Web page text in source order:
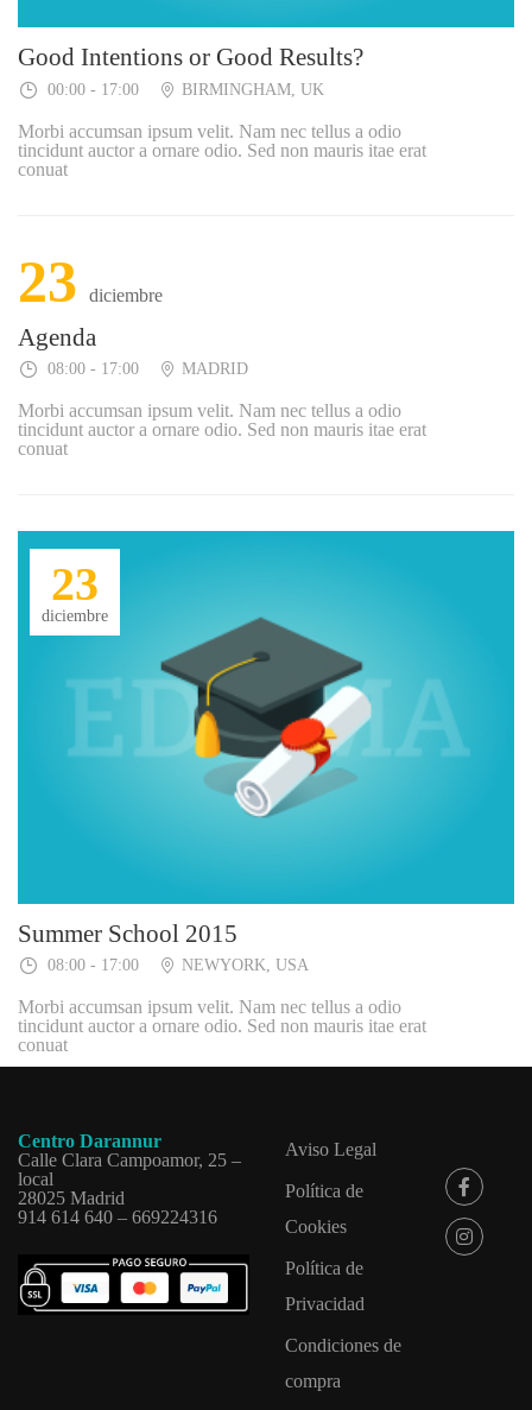
Good Intentions or Good Results?
00:00 - 17:00 BIRMINGHAM, UK
Morbi accumsan ipsum velit. Nam nec tellus a odio
tincidunt auctor a ornare odio. Sed non mauris itae erat
conuat
23 diciembre
Agenda
08:00 - 17:00 MADRID
Morbi accumsan ipsum velit. Nam nec tellus a odio
tincidunt auctor a ornare odio. Sed non mauris itae erat
conuat
23
diciembre
Summer School 2015
08:00 - 17:00 NEWYORK, USA
Morbi accumsan ipsum velit. Nam nec tellus a odio
tincidunt auctor a ornare odio. Sed non mauris itae erat
conuat
Centro Darannur
Calle Clara Campoamor, 25 –
local
28025 Madrid
914 614 640 – 669224316
Aviso Legal
Política de
Cookies
Política de
Privacidad
Condiciones de
compra